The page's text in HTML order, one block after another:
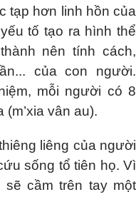
tạp hơn linh hồn của
tố tạo ra hình thể
nên tính cách,
của con người.
mỗi người có 8
(m’xia vân au).
liêng của người
sống tổ tiên họ. Vì
cầm trên tay một